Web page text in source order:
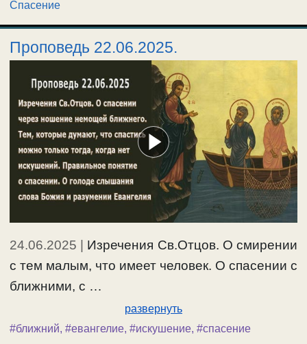
Спасение
Проповедь 22.06.2025.
24.06.2025
Изречения Св.Отцов. О смирении
с тем малым, что имеет человек. О спасении с
ближними, с …
развернуть
#ближний, #евангелие, #искушение, #спасение